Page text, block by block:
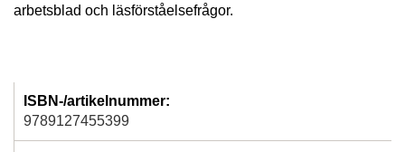
arbetsblad och läsförståelsefrågor.
ISBN-/artikelnummer:
9789127455399